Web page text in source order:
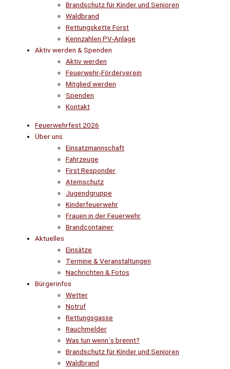
Brandschutz für Kinder und Senioren
Waldbrand
Rettungskette Forst
Kennzahlen PV-Anlage
Aktiv werden & Spenden
Aktiv werden
Feuerwehr-Förderverein
Mitglied werden
Spenden
Kontakt
Feuerwehrfest 2026
Über uns
Einsatzmannschaft
Fahrzeuge
First Responder
Atemschutz
Jugendgruppe
Kinderfeuerwehr
Frauen in der Feuerwehr
Brandcontainer
Aktuelles
Einsätze
Termine & Veranstaltungen
Nachrichten & Fotos
Bürgerinfos
Wetter
Notruf
Rettungsgasse
Rauchmelder
Was tun wenn´s brennt?
Brandschutz für Kinder und Senioren
Waldbrand